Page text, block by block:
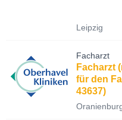
Leipzig
Facharzt
Facharzt
für den
43637)